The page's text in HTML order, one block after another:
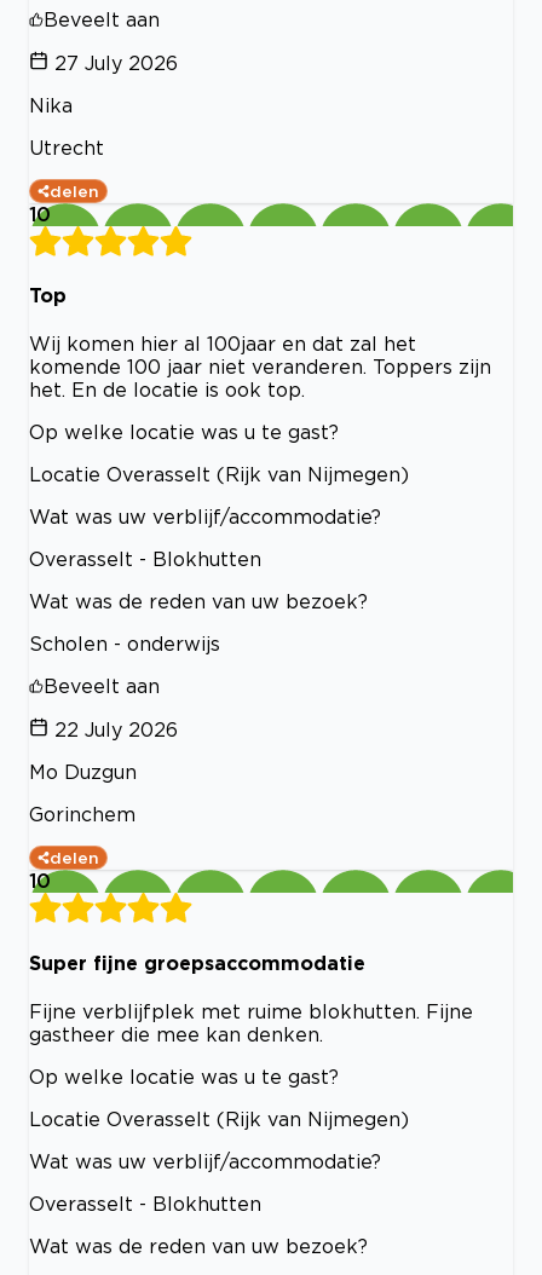
Beveelt aan
27 July 2026
Nika
Utrecht
delen
10
Top
Wij komen hier al 100jaar en dat zal het
komende 100 jaar niet veranderen. Toppers zijn
het. En de locatie is ook top.
Op welke locatie was u te gast?
Locatie Overasselt (Rijk van Nijmegen)
Wat was uw verblijf/accommodatie?
Overasselt - Blokhutten
Wat was de reden van uw bezoek?
Scholen - onderwijs
Beveelt aan
22 July 2026
Mo Duzgun
Gorinchem
delen
10
Super fijne groepsaccommodatie
Fijne verblijfplek met ruime blokhutten. Fijne
gastheer die mee kan denken.
Op welke locatie was u te gast?
Locatie Overasselt (Rijk van Nijmegen)
Wat was uw verblijf/accommodatie?
Overasselt - Blokhutten
Wat was de reden van uw bezoek?